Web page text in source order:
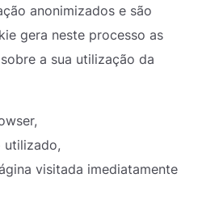
anonimizados e são
gera neste processo as
a sua utilização da
utilizado,
visitada imediatamente